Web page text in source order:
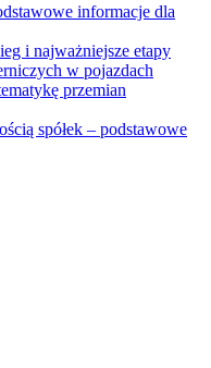
informacje dla
i najważniejsze etapy
w pojazdach
przemian
spółek – podstawowe